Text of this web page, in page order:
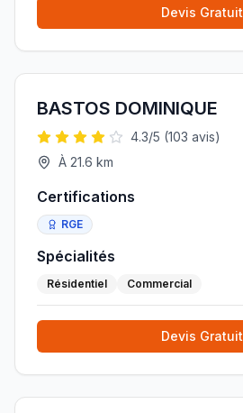
Devis Gratuit
BASTOS DOMINIQUE
4.3/5 (103 avis)
À 21.6 km
Certifications
RGE
Spécialités
Résidentiel Commercial
Devis Gratuit